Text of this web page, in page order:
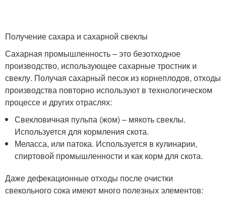
Получение сахара и сахарной свеклы
Сахарная промышленность – это безотходное
производство, использующее сахарные тростник и
свеклу. Получая сахарный песок из корнеплодов, отходы
производства повторно используют в технологическом
процессе и других отраслях:
Свекловичная пульпа (жом) – мякоть свеклы.
Используется для кормления скота.
Меласса, или патока. Используется в кулинарии,
спиртовой промышленности и как корм для скота.
Даже дефекационные отходы после очистки
свекольного сока имеют много полезных элементов: